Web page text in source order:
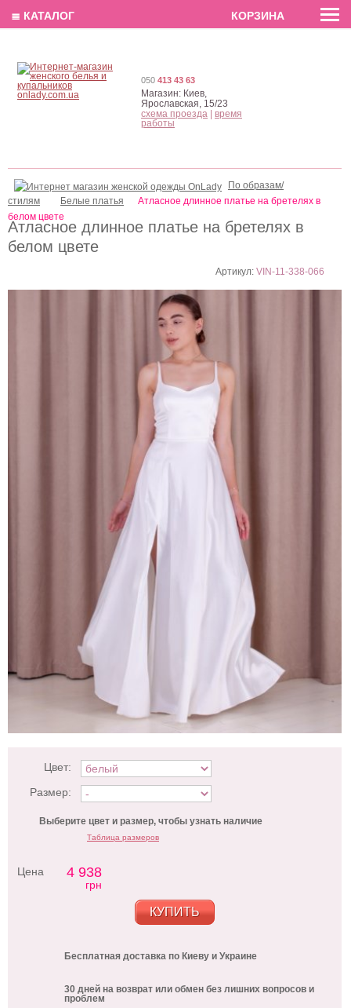
EN РУС
Атласное длинное платье на бретелях в
белом цвете
Артикул:VIN-11-338-066
Цвет:
Размер:
Выберите цвет и размер, чтобы узнать наличие
Таблица размеров
Цена 4 938
грн
КУПИТЬ
Бесплатная доставка по Киеву и Украине
30 дней на возврат или обмен без лишних вопросов и
проблем
По образам/
стилям
Белые платья
Атласное длинное платье на бретелях в
белом цвете
050 413 43 63
Магазин: Киев,
Ярославская, 15/23
схема проезда
время
работы
≣ КАТАЛОГ КОРЗИНА